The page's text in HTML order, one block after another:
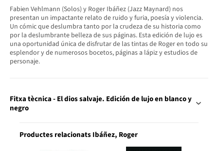
Fabien Vehlmann (Solos) y Roger Ibáñez (Jazz Maynard) nos
presentan un impactante relato de ruido y furia, poesía y violencia.
Un cómic que deslumbra tanto por la crudeza de su historia como
por la deslumbrante belleza de sus páginas. Esta edición de lujo es
una oportunidad única de disfrutar de las tintas de Roger en todo su
esplendor y de numerosos bocetos, páginas a lápiz y estudios de
personaje.
Fitxa tècnica - El dios salvaje. Edición de lujo en blanco y
negro
Productes relacionats Ibáñez, Roger